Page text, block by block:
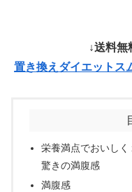
↓送料無
置き換えダイエットス
栄養満点でおいし
驚きの満腹感
満腹感